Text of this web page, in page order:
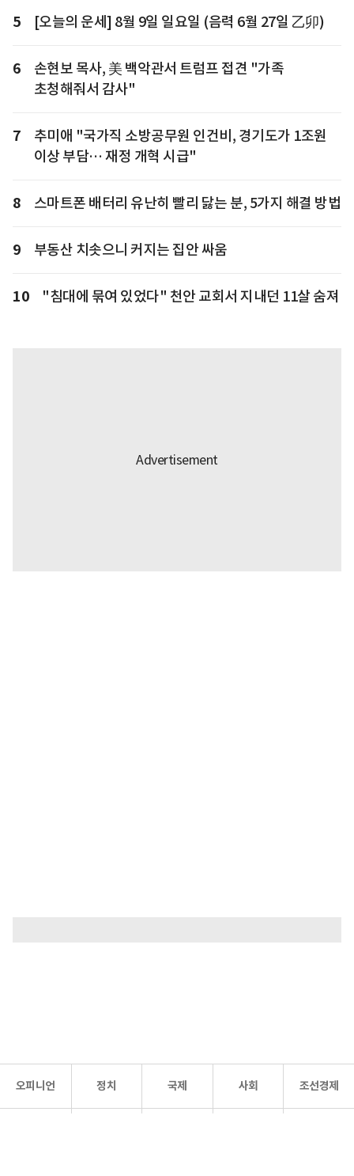
5 [오늘의 운세] 8월 9일 일요일 (음력 6월 27일 乙卯)
6
손현보 목사, 美 백악관서 트럼프 접견 "가족
초청해줘서 감사"
7
추미애 "국가직 소방공무원 인건비, 경기도가 1조원
이상 부담… 재정 개혁 시급"
8 스마트폰 배터리 유난히 빨리 닳는 분, 5가지 해결 방법
9 부동산 치솟으니 커지는 집안 싸움
10 "침대에 묶여 있었다" 천안 교회서 지내던 11살 숨져
오피니언 정치 국제 사회 조선경제